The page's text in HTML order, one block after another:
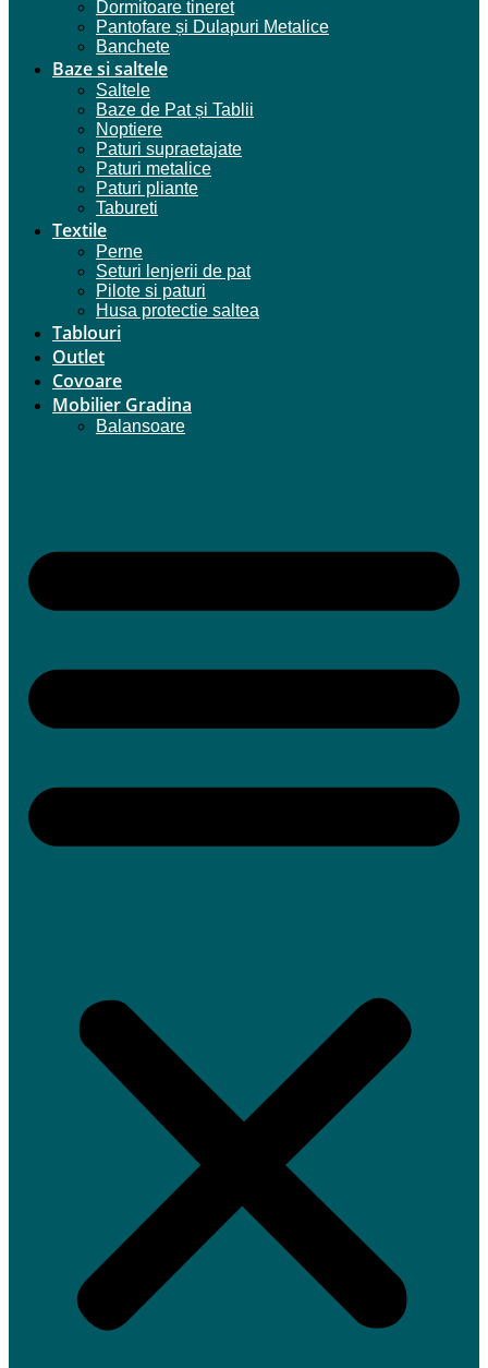
Dormitoare tineret
Pantofare și Dulapuri Metalice
Banchete
Baze si saltele
Saltele
Baze de Pat și Tablii
Noptiere
Paturi supraetajate
Paturi metalice
Paturi pliante
Tabureti
Textile
Perne
Seturi lenjerii de pat
Pilote si paturi
Husa protectie saltea
Tablouri
Outlet
Covoare
Mobilier Gradina
Balansoare